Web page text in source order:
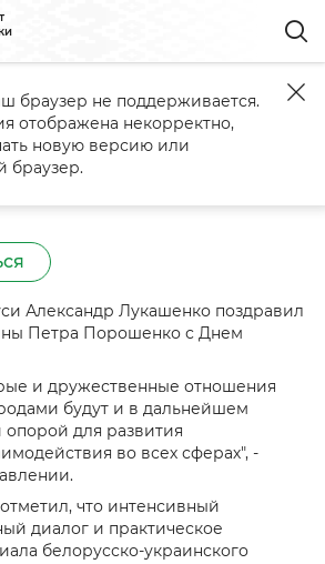
Президенту Украины Петру
Президенту
Порошенко
Александр Лукашенко поздравил
Петра Порошенко с Днем
и дружественные отношения
будут и в дальнейшем
для развития
во всех сферах", -
что интенсивный
диалог и практическое
белорусско-украинского
браузер не поддерживается.
отображена некорректно,
новую версию или
браузер.